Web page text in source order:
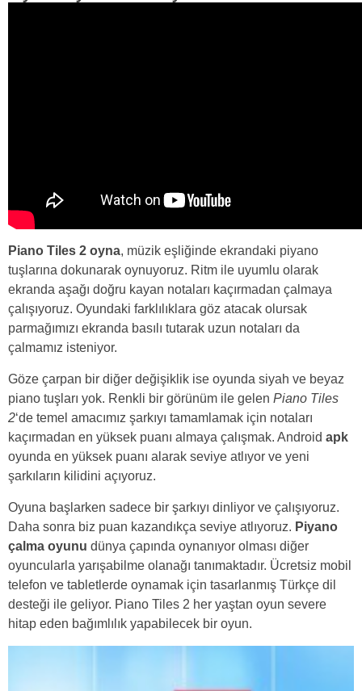
Piano Tiles 2 oyna, müzik eşliğinde ekrandaki piyano
tuşlarına dokunarak oynuyoruz. Ritm ile uyumlu olarak
ekranda aşağı doğru kayan notaları kaçırmadan çalmaya
çalışıyoruz. Oyundaki farklılıklara göz atacak olursak
parmağımızı ekranda basılı tutarak uzun notaları da
çalmamız isteniyor.
Göze çarpan bir diğer değişiklik ise oyunda siyah ve beyaz
piano tuşları yok. Renkli bir görünüm ile gelen Piano Tiles
2‘de temel amacımız şarkıyı tamamlamak için notaları
kaçırmadan en yüksek puanı almaya çalışmak. Android apk
oyunda en yüksek puanı alarak seviye atlıyor ve yeni
şarkıların kilidini açıyoruz.
Oyuna başlarken sadece bir şarkıyı dinliyor ve çalışıyoruz.
Daha sonra biz puan kazandıkça seviye atlıyoruz. Piyano
çalma oyunu dünya çapında oynanıyor olması diğer
oyuncularla yarışabilme olanağı tanımaktadır. Ücretsiz mobil
telefon ve tabletlerde oynamak için tasarlanmış Türkçe dil
desteği ile geliyor. Piano Tiles 2 her yaştan oyun severe
hitap eden bağımlılık yapabilecek bir oyun.